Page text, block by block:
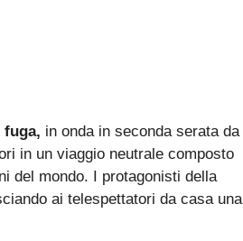
fuga, in onda in seconda serata da
in un viaggio neutrale composto
del mondo. I protagonisti della
ai telespettatori da casa una